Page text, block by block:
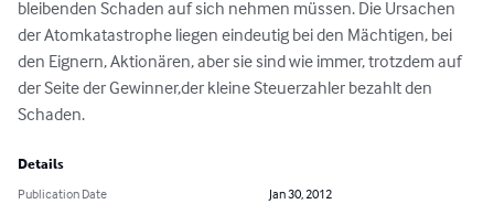
bleibenden Schaden auf sich nehmen müssen. Die Ursachen
der Atomkatastrophe liegen eindeutig bei den Mächtigen, bei
den Eignern, Aktionären, aber sie sind wie immer, trotzdem auf
der Seite der Gewinner,der kleine Steuerzahler bezahlt den
Schaden.
Details
Publication Date
Jan 30, 2012